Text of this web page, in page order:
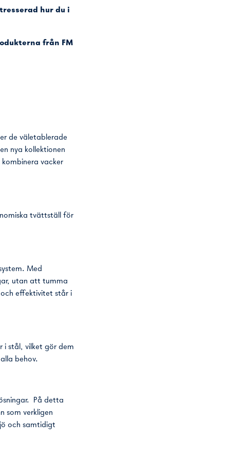
hur du i
från FM
de väletablerade
nya kollektionen
vacker
tvättställ för
Med
utan att tumma
effektivitet står i
i stål, vilket gör dem
behov.
På detta
som verkligen
och samtidigt